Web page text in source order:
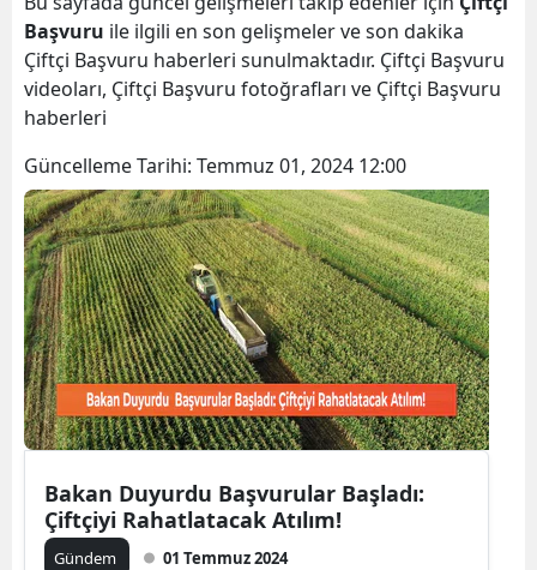
Aydın
Balıkesir
Bingöl
Bitlis
Bolu
Burdur
Bursa
Çanakkale
Çankırı
Başvuru ile ilgili en son gelişmeler ve son dakika
Çiftçi Başvuru haberleri sunulmaktadır. Çiftçi Başvuru
videoları, Çiftçi Başvuru fotoğrafları ve Çiftçi Başvuru
haberleri
Güncelleme Tarihi: Temmuz 01, 2024 12:00
Bakan Duyurdu Başvurular Başladı:
Çiftçiyi Rahatlatacak Atılım!
Gündem 01 Temmuz 2024